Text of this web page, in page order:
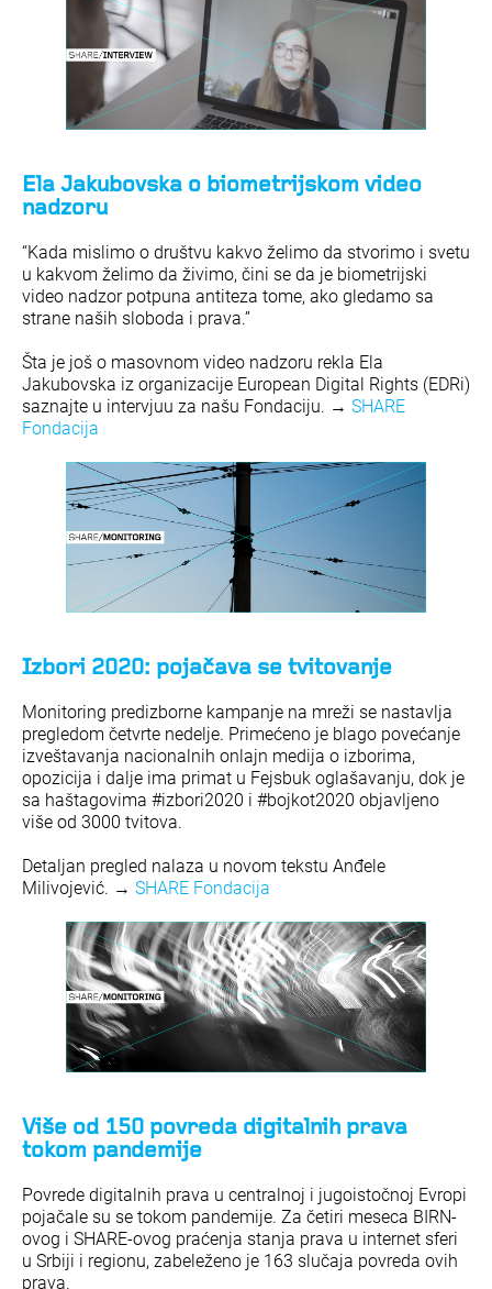
Ela Jakubovska o biometrijskom video
nadzoru
“Kada mislimo o društvu kakvo želimo da stvorimo i svetu
u kakvom želimo da živimo, čini se da je biometrijski
video nadzor potpuna antiteza tome, ako gledamo sa
strane naših sloboda i prava.”
Šta je još o masovnom video nadzoru rekla Ela
Jakubovska iz organizacije European Digital Rights (EDRi)
saznajte u intervjuu za našu Fondaciju. → SHARE
Fondacija
Izbori 2020: pojačava se tvitovanje
Monitoring predizborne kampanje na mreži se nastavlja
pregledom četvrte nedelje. Primećeno je blago povećanje
izveštavanja nacionalnih onlajn medija o izborima,
opozicija i dalje ima primat u Fejsbuk oglašavanju, dok je
sa haštagovima #izbori2020 i #bojkot2020 objavljeno
više od 3000 tvitova.
Detaljan pregled nalaza u novom tekstu Anđele
Milivojević. → SHARE Fondacija
Više od 150 povreda digitalnih prava
tokom pandemije
Povrede digitalnih prava u centralnoj i jugoistočnoj Evropi
pojačale su se tokom pandemije. Za četiri meseca BIRN-
ovog i SHARE-ovog praćenja stanja prava u internet sferi
u Srbiji i regionu, zabeleženo je 163 slučaja povreda ovih
prava.